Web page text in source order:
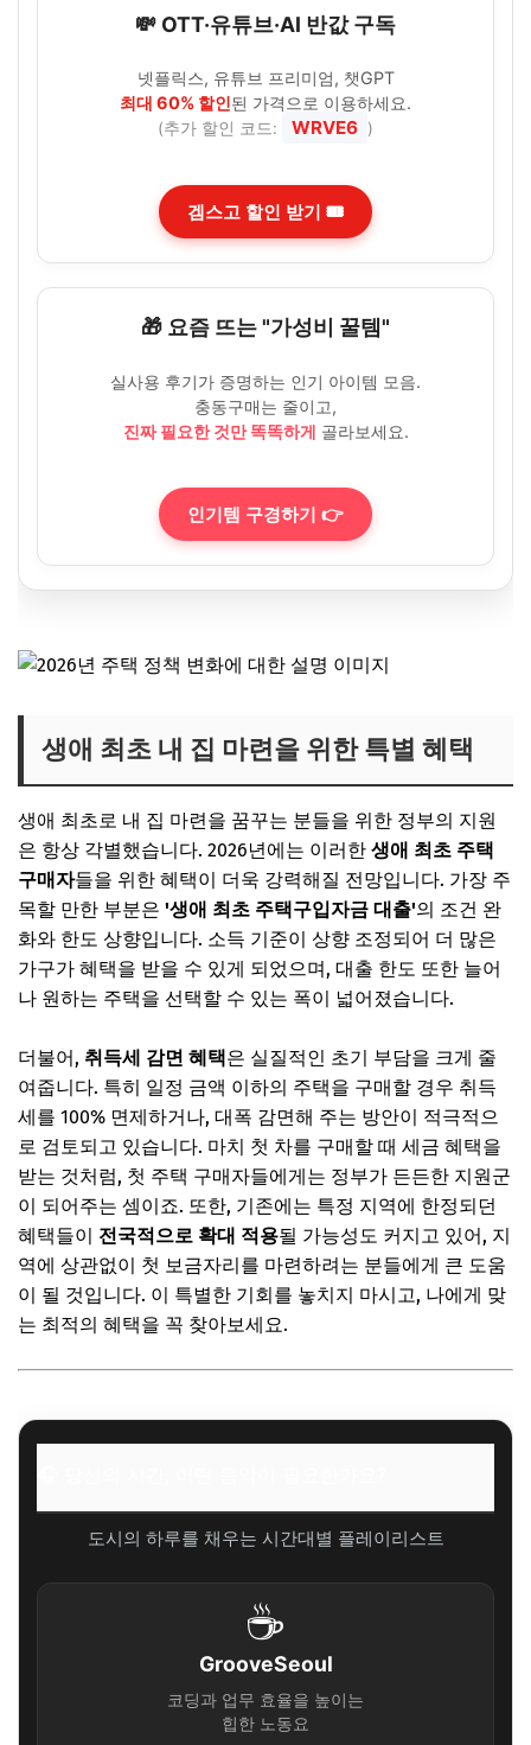
💸 OTT·유튜브·AI 반값 구독
넷플릭스, 유튜브 프리미엄, 챗GPT
최대 60% 할인된 가격으로 이용하세요.
(추가 할인 코드: WRVE6 )
겜스고 할인 받기 🎟️
🎁 요즘 뜨는 "가성비 꿀템"
실사용 후기가 증명하는 인기 아이템 모음.
충동구매는 줄이고,
진짜 필요한 것만 똑똑하게 골라보세요.
인기템 구경하기 👉
생애 최초 내 집 마련을 위한 특별 혜택
생애 최초로 내 집 마련을 꿈꾸는 분들을 위한 정부의 지원
은 항상 각별했습니다. 2026년에는 이러한 생애 최초 주택
구매자들을 위한 혜택이 더욱 강력해질 전망입니다. 가장 주
목할 만한 부분은 '생애 최초 주택구입자금 대출'의 조건 완
화와 한도 상향입니다. 소득 기준이 상향 조정되어 더 많은
가구가 혜택을 받을 수 있게 되었으며, 대출 한도 또한 늘어
나 원하는 주택을 선택할 수 있는 폭이 넓어졌습니다.
더불어, 취득세 감면 혜택은 실질적인 초기 부담을 크게 줄
여줍니다. 특히 일정 금액 이하의 주택을 구매할 경우 취득
세를 100% 면제하거나, 대폭 감면해 주는 방안이 적극적으
로 검토되고 있습니다. 마치 첫 차를 구매할 때 세금 혜택을
받는 것처럼, 첫 주택 구매자들에게는 정부가 든든한 지원군
이 되어주는 셈이죠. 또한, 기존에는 특정 지역에 한정되던
혜택들이 전국적으로 확대 적용될 가능성도 커지고 있어, 지
역에 상관없이 첫 보금자리를 마련하려는 분들에게 큰 도움
이 될 것입니다. 이 특별한 기회를 놓치지 마시고, 나에게 맞
는 최적의 혜택을 꼭 찾아보세요.
도시의 하루를 채우는 시간대별 플레이리스트
☕
GrooveSeoul
코딩과 업무 효율을 높이는
힙한 노동요